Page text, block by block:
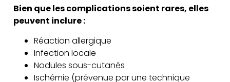
Bien que les complications soient rares, elles
peuvent inclure :
Réaction allergique
Infection locale
Nodules sous-cutanés
Ischémie (prévenue par une technique